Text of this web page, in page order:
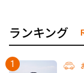
ランキング